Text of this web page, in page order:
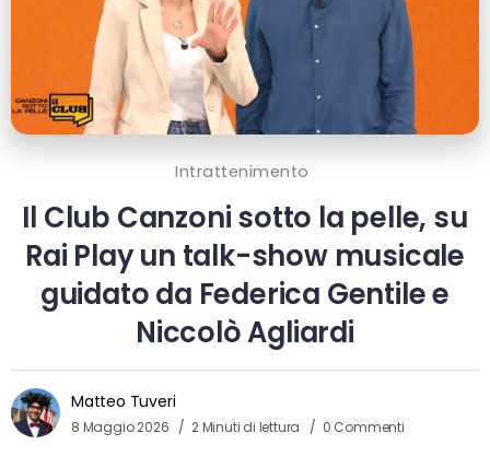
Intrattenimento
Il Club Canzoni sotto la pelle, su
Rai Play un talk-show musicale
guidato da Federica Gentile e
Niccolò Agliardi
Matteo Tuveri
8 Maggio 2026 2 Minuti di lettura 0 Commenti